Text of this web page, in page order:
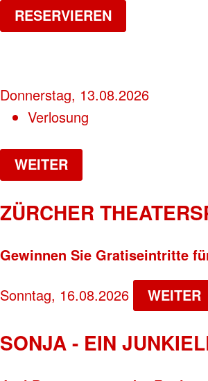
RESERVIEREN
Donnerstag, 13.08.2026
Verlosung
WEITER
ZÜRCHER
Gewinnen Sie Gratiseintritte
Sonntag, 16.08.2026 WEITER
SONJA - EIN